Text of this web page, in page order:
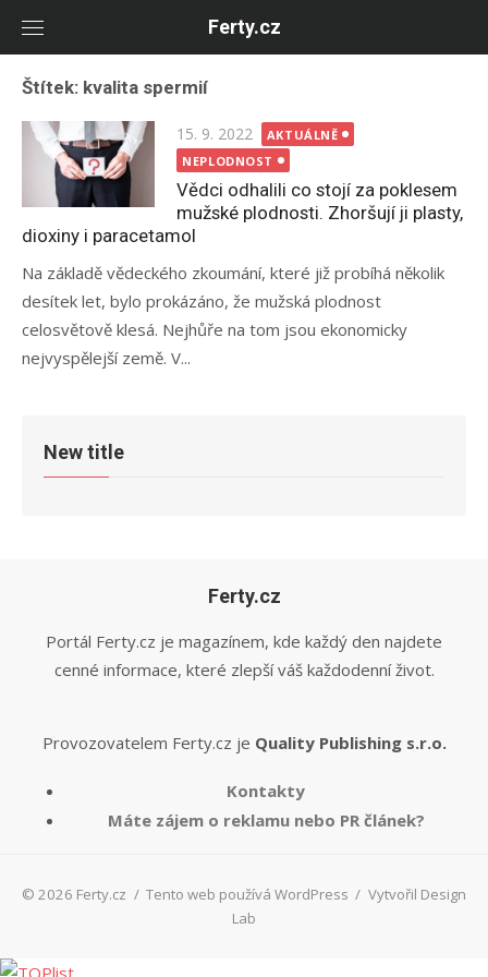
Ferty.cz
Štítek: kvalita spermií
Posted
on
15. 9. 2022
AKTUÁLNĚ
NEPLODNOST
Vědci odhalili co stojí za poklesem
mužské plodnosti. Zhoršují ji plasty,
dioxiny i paracetamol
Na základě vědeckého zkoumání, které již probíhá několik
desítek let, bylo prokázáno, že mužská plodnost
celosvětově klesá. Nejhůře na tom jsou ekonomicky
nejvyspělejší země. V...
New title
Ferty.cz
Portál Ferty.cz je magazínem, kde každý den najdete
cenné informace, které zlepší váš každodenní život.
Provozovatelem Ferty.cz je Quality Publishing s.r.o.
Kontakty
Máte zájem o reklamu nebo PR článek?
© 2026 Ferty.cz / Tento web používá WordPress / Vytvořil Design
Lab